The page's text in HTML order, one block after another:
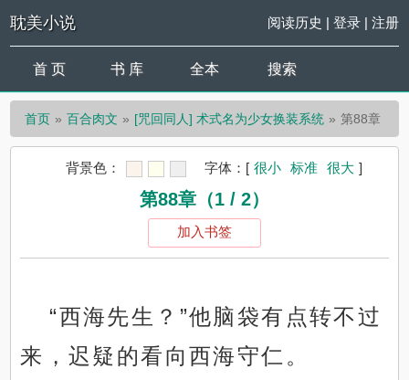
耽美小说 阅读历史 | 登录| 注册
首 页 书 库 全本 搜索
首页 百合肉文 [咒回同人] 术式名为少女换装系统 第88章
背景色： 字体： [ 很小 标准 很大 ]
第88章（1 / 2）
加入书签
“西海先生？”他脑袋有点转不过
来，迟疑的看向西海守仁。